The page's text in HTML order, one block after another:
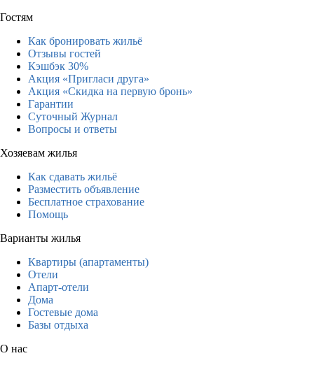
Гостям
Как бронировать жильё
Отзывы гостей
Кэшбэк 30%
Акция «Пригласи друга»
Акция «Скидка на первую бронь»
Гарантии
Суточный Журнал
Вопросы и ответы
Хозяевам жилья
Как сдавать жильё
Разместить объявление
Бесплатное страхование
Помощь
Варианты жилья
Квартиры (апартаменты)
Отели
Апарт-отели
Дома
Гостевые дома
Базы отдыха
О нас